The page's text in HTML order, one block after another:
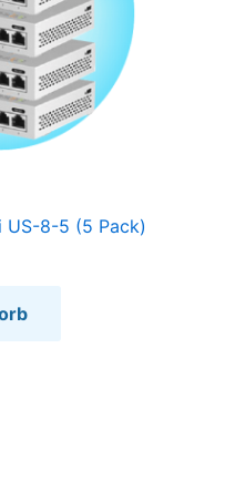
US-8-5 (5 Pack)